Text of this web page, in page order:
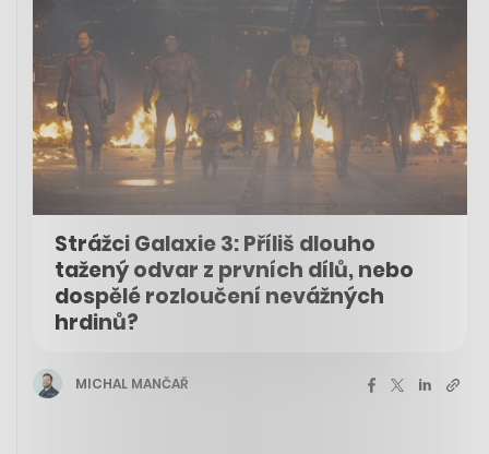
Strážci Galaxie 3: Příliš dlouho
tažený odvar z prvních dílů, nebo
dospělé rozloučení nevážných
hrdinů?
MICHAL MANČAŘ